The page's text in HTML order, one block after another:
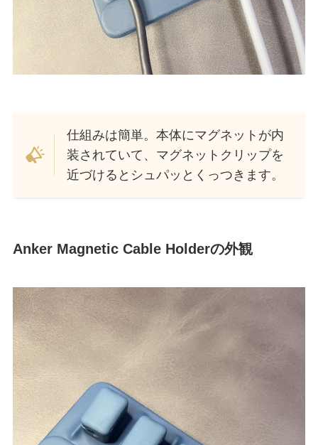
仕組みは簡単。本体にマグネットが内
装されていて、マグネットクリップを
近づけるとシュパッとくっつきます。
Anker Magnetic Cable Holderの外観